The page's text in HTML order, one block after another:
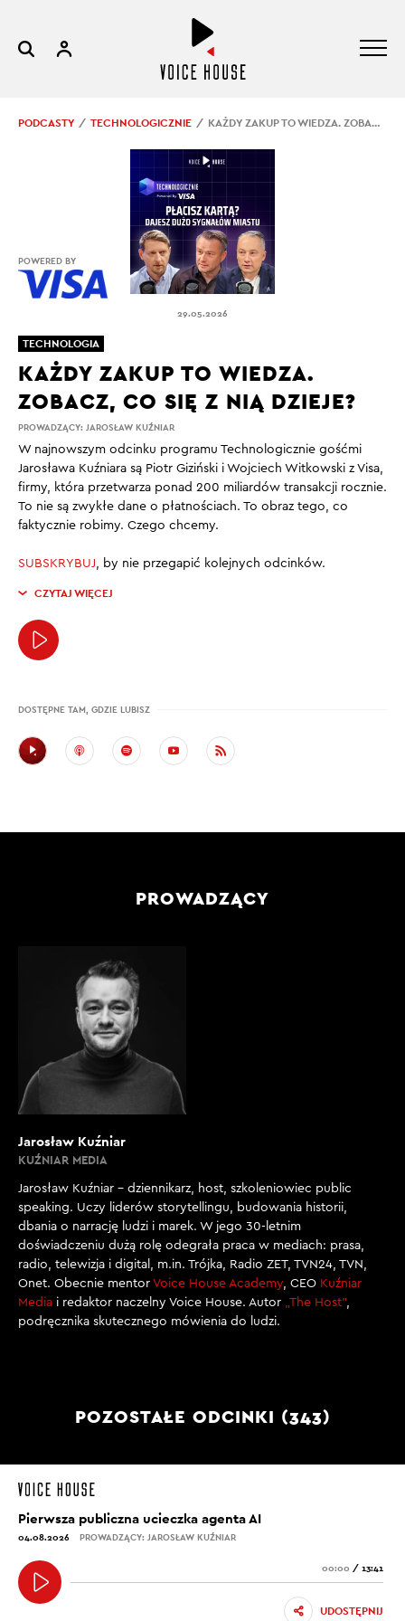
PODCASTY TECHNOLOGICZNIE KAŻDY ZAKUP TO WIEDZA. ZOBACZ, CO SIĘ Z NIĄ DZIEJE?
29.05.2026
POWERED BY
PROWADZĄCY: JAROSŁAW KUŹNIAR
KAŻDY ZAKUP TO WIEDZA.
ZOBACZ, CO SIĘ Z NIĄ DZIEJE?
W najnowszym odcinku programu Technologicznie gośćmi
Jarosława Kuźniara są Piotr Giziński i Wojciech Witkowski z Visa,
firmy, która przetwarza ponad 200 miliardów transakcji rocznie.
To nie są zwykłe dane o płatnościach. To obraz tego, co
faktycznie robimy. Czego chcemy.
SUBSKRYBUJ, by nie przegapić kolejnych odcinków.
CZYTAJ WIĘCEJ
DOSTĘPNE TAM, GDZIE LUBISZ
TECHNOLOGIA
PROWADZĄCY
Jarosław Kuźniar
KUŹNIAR MEDIA
Jarosław Kuźniar – dziennikarz, host, szkoleniowiec public
speaking. Uczy liderów storytellingu, budowania historii,
dbania o narrację ludzi i marek. W jego 30-letnim
doświadczeniu dużą rolę odegrała praca w mediach: prasa,
radio, telewizja i digital, m.in. Trójka, Radio ZET, TVN24, TVN,
Onet. Obecnie mentor Voice House Academy, CEO Kuźniar
Media i redaktor naczelny Voice House. Autor „The Host”,
podręcznika skutecznego mówienia do ludzi.
POZOSTAŁE ODCINKI (343)
Pierwsza publiczna ucieczka agenta AI
04.08.2026 PROWADZĄCY: JAROSŁAW KUŹNIAR
00:00 / 13:41
UDOSTĘPNIJ